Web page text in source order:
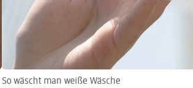
So wäscht man weiße Wäsche